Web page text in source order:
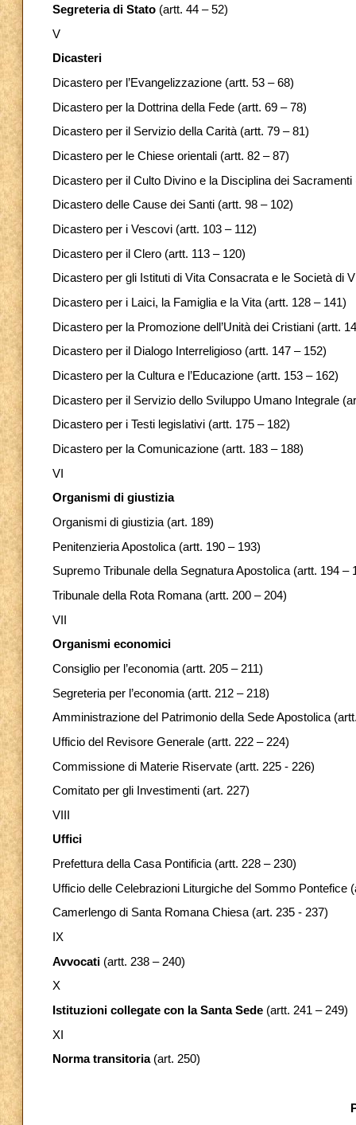
Segreteria di Stato (artt. 44 – 52)
V
Dicasteri
Dicastero per l’Evangelizzazione (artt. 53 – 68)
Dicastero per la Dottrina della Fede (artt. 69 – 78)
Dicastero per il Servizio della Carità (artt. 79 – 81)
Dicastero per le Chiese orientali (artt. 82 – 87)
Dicastero per il Culto Divino e la Disciplina dei Sacramenti
Dicastero delle Cause dei Santi (artt. 98 – 102)
Dicastero per i Vescovi (artt. 103 – 112)
Dicastero per il Clero (artt. 113 – 120)
Dicastero per gli Istituti di Vita Consacrata e le Società di
Dicastero per i Laici, la Famiglia e la Vita (artt. 128 – 141)
Dicastero per la Promozione dell’Unità dei Cristiani (artt.
Dicastero per il Dialogo Interreligioso (artt. 147 – 152)
Dicastero per la Cultura e l’Educazione (artt. 153 – 162)
Dicastero per il Servizio dello Sviluppo Umano Integrale
Dicastero per i Testi legislativi (artt. 175 – 182)
Dicastero per la Comunicazione (artt. 183 – 188)
VI
Organismi di giustizia
Organismi di giustizia (art. 189)
Penitenzieria Apostolica (artt. 190 – 193)
Supremo Tribunale della Segnatura Apostolica (artt. 194 –
Tribunale della Rota Romana (artt. 200 – 204)
VII
Organismi economici
Consiglio per l’economia (artt. 205 – 211)
Segreteria per l’economia (artt. 212 – 218)
Amministrazione del Patrimonio della Sede Apostolica
Ufficio del Revisore Generale (artt. 222 – 224)
Commissione di Materie Riservate (artt. 225 - 226)
Comitato per gli Investimenti (art. 227)
VIII
Uffici
Prefettura della Casa Pontificia (artt. 228 – 230)
Ufficio delle Celebrazioni Liturgiche del Sommo Pontefice
Camerlengo di Santa Romana Chiesa (art. 235 - 237)
IX
Avvocati (artt. 238 – 240)
X
Istituzioni collegate con la Santa Sede (artt. 241 – 249)
XI
Norma transitoria(art. 250)